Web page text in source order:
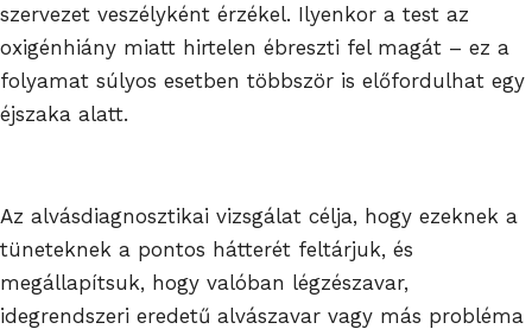
szervezet veszélyként érzékel. Ilyenkor a test az
oxigénhiány miatt hirtelen ébreszti fel magát – ez a
folyamat súlyos esetben többször is előfordulhat egy
éjszaka alatt.
Az alvásdiagnosztikai vizsgálat célja, hogy ezeknek a
tüneteknek a pontos hátterét feltárjuk, és
megállapítsuk, hogy valóban légzészavar,
idegrendszeri eredetű alvászavar vagy más probléma